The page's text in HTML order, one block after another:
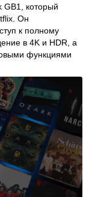
который
Он
к полному
в 4K и HDR, а
функциями